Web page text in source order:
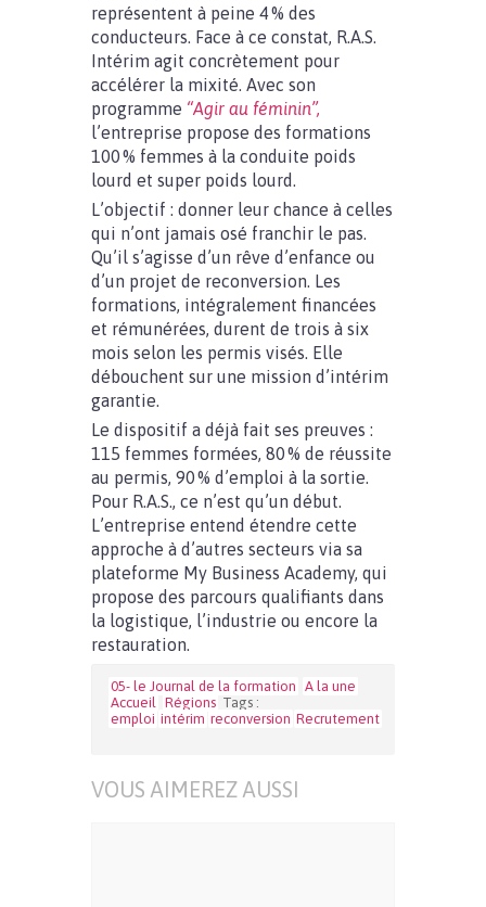
représentent à peine 4 % des
conducteurs. Face à ce constat, R.A.S.
Intérim agit concrètement pour
accélérer la mixité. Avec son
programme “Agir au féminin”,
l’entreprise propose des formations
100 % femmes à la conduite poids
lourd et super poids lourd.
L’objectif : donner leur chance à celles
qui n’ont jamais osé franchir le pas.
Qu’il s’agisse d’un rêve d’enfance ou
d’un projet de reconversion. Les
formations, intégralement financées
et rémunérées, durent de trois à six
mois selon les permis visés. Elle
débouchent sur une mission d’intérim
garantie.
Le dispositif a déjà fait ses preuves :
115 femmes formées, 80 % de réussite
au permis, 90 % d’emploi à la sortie.
Pour R.A.S., ce n’est qu’un début.
L’entreprise entend étendre cette
approche à d’autres secteurs via sa
plateforme My Business Academy, qui
propose des parcours qualifiants dans
la logistique, l’industrie ou encore la
restauration.
05- le Journal de la formation A la une
Accueil Régions Tags :
emploi intérim reconversion Recrutement
VOUS AIMEREZ AUSSI